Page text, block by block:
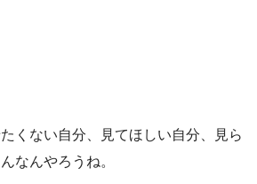
くない自分、見てほしい自分、見ら
なんやろうね。